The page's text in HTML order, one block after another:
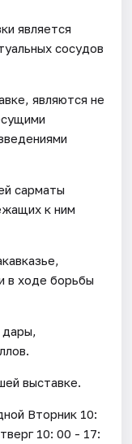
является
сосудов
являются не
сарматы
к ним
в ходе борьбы
дары,
выставке.
Вторник 10:
10: 00 - 17: